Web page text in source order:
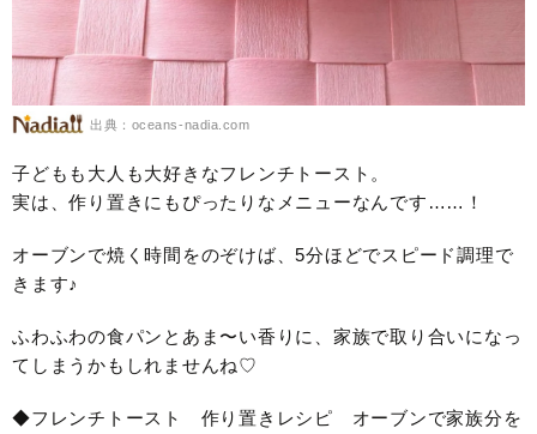
出典：oceans-nadia.com
子どもも大人も大好きなフレンチトースト。
実は、作り置きにもぴったりなメニューなんです……！
オーブンで焼く時間をのぞけば、5分ほどでスピード調理で
きます♪
ふわふわの食パンとあま〜い香りに、家族で取り合いになっ
てしまうかもしれませんね♡
◆フレンチトースト 作り置きレシピ オーブンで家族分を